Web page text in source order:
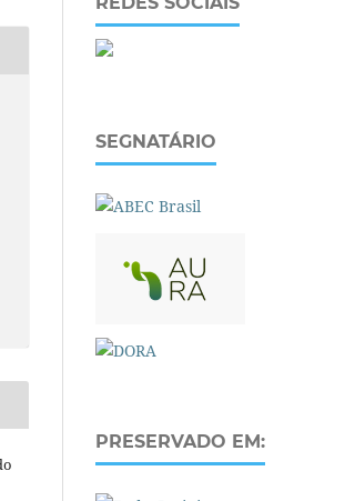
SEGNATÁRIO
PRESERVADO EM: